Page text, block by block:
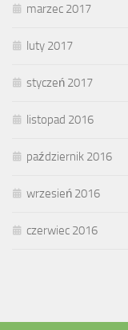
marzec 2017
luty 2017
styczeń 2017
listopad 2016
październik 2016
wrzesień 2016
czerwiec 2016